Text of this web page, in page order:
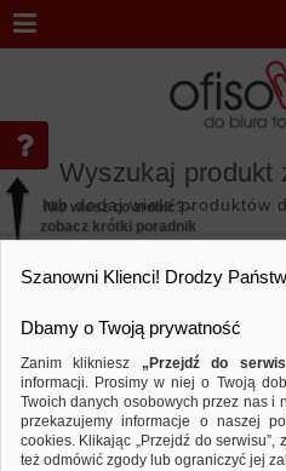
Wyszukaj produkt
lub dodaj wiele produktów
Wyniki
Nie wiesz co zrobić? -
zobacz krótki poradnik
Szanowni Klienci! Drodzy
Dbamy o Twoją prywatność
Zanim klikniesz „Przejdź do
informacji. Prosimy w niej o Twoją
Twoich danych osobowych przez nas i
przekazujemy informacje o naszej
cookies. Klikając „Przejdź do
też odmówić zgody lub ograniczyć jej